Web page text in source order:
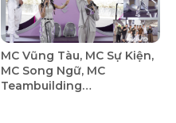
MC Vũng Tàu, MC Sự Kiện,
MC Song Ngữ, MC
Teambuilding…